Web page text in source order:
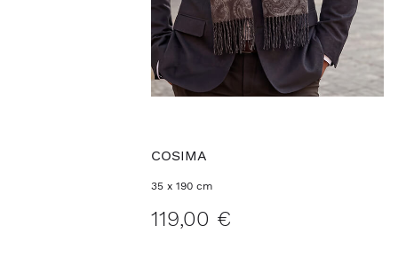
COSIMA
35 x 190 cm
119,00 €